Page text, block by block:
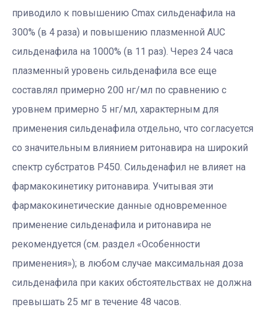
приводило к повышению Cmax сильденафила на
300% (в 4 раза) и повышению плазменной AUC
сильденафила на 1000% (в 11 раз). Через 24 часа
плазменный уровень сильденафила все еще
составлял примерно 200 нг/мл по сравнению с
уровнем примерно 5 нг/мл, характерным для
применения сильденафила отдельно, что согласуется
со значительным влиянием ритонавира на широкий
спектр субстратов Р450. Сильденафил не влияет на
фармакокинетику ритонавира. Учитывая эти
фармакокинетические данные одновременное
применение сильденафила и ритонавира не
рекомендуется (см. раздел «Особенности
применения»); в любом случае максимальная доза
сильденафила при каких обстоятельствах не должна
превышать 25 мг в течение 48 часов.